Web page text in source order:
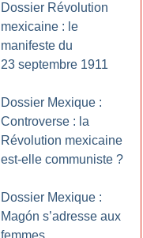
Dossier Révolution
mexicaine : le
manifeste du
23 septembre 1911
Dossier Mexique :
Controverse : la
Révolution mexicaine
est-elle communiste ?
Dossier Mexique :
Magón s’adresse aux
femmes